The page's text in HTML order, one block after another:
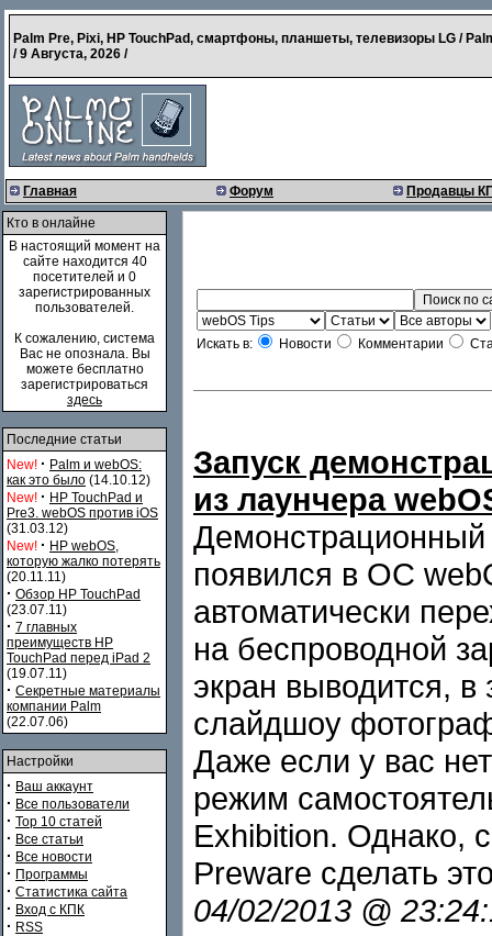
Palm Pre, Pixi, HP TouchPad, смартфоны, планшеты, телевизоры LG /
/9 Августа, 2026 /
Главная Форум Продавцы
Кто в онлайне
В настоящий момент на
сайте находится 40
посетителей и 0
зарегистрированных
пользователей.
К сожалению, система
Вас не опознала. Вы
можете бесплатно
зарегистрироваться
здесь
Последние статьи
New! · Palm и webOS:
как это было (14.10.12)
New! · HP TouchPad и
Pre3. webOS против iOS
(31.03.12)
New! · HP webOS,
которую жалко потерять
(20.11.11)
· Обзор HP TouchPad
(23.07.11)
· 7 главных
преимуществ HP
TouchPad перед iPad 2
(19.07.11)
· Секретные материалы
компании Palm
(22.07.06)
Настройки
· Ваш аккаунт
· Все пользователи
· Top 10 статей
· Все статьи
· Все новости
· Программы
· Статистика сайта
· Вход с КПК
· RSS
Искать в: Новости Комментарии
Запуск
из лаунчера
появился в ОС
автоматически
на беспроводной
экран выводится, в
слайдшоу
Даже если у вас
режим
Exhibition. Однако,
Preware сделать
04/02/2013 @